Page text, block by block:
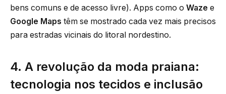
bens comuns e de acesso livre). Apps como o Waze e
Google Maps têm se mostrado cada vez mais precisos
para estradas vicinais do litoral nordestino.
4. A revolução da moda praiana:
tecnologia nos tecidos e inclusão